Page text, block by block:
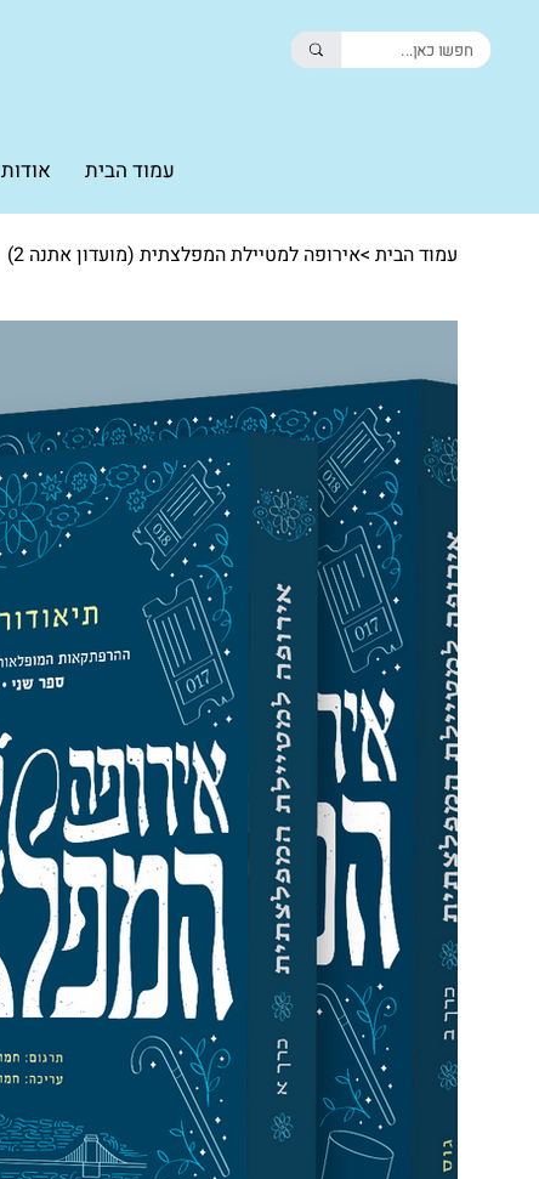
עמוד הבית אודות
עמוד הבית >אירופה למטיילת המפלצתית (מועדון אתנה 2)